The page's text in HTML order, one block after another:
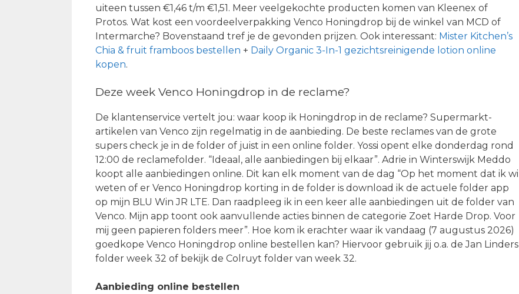
uiteen tussen €1,46 t/m €1,51. Meer veelgekochte producten komen van Kleenex of
Protos. Wat kost een voordeelverpakking Venco Honingdrop bij de winkel van MCD of
Intermarche? Bovenstaand tref je de gevonden prijzen. Ook interessant: Mister Kitchen’s
Chia & fruit framboos bestellen + Daily Organic 3-In-1 gezichtsreinigende lotion online
kopen.
Deze week Venco Honingdrop in de reclame?
De klantenservice vertelt jou: waar koop ik Honingdrop in de reclame? Supermarkt-
artikelen van Venco zijn regelmatig in de aanbieding. De beste reclames van de grote
supers check je in de folder of juist in een online folder. Yossi opent elke donderdag rond
12:00 de reclamefolder. “Ideaal, alle aanbiedingen bij elkaar”. Adrie in Winterswijk Meddo
koopt alle aanbiedingen online. Dit kan elk moment van de dag “Op het moment dat ik wil
weten of er Venco Honingdrop korting in de folder is download ik de actuele folder app
op mijn BLU Win JR LTE. Dan raadpleeg ik in een keer alle aanbiedingen uit de folder van
Venco. Mijn app toont ook aanvullende acties binnen de categorie Zoet Harde Drop. Voor
mij geen papieren folders meer”. Hoe kom ik erachter waar ik vandaag (7 augustus 2026)
goedkope Venco Honingdrop online bestellen kan? Hiervoor gebruik jij o.a. de Jan Linders
folder week 32 of bekijk de Colruyt folder van week 32.
Aanbieding online bestellen